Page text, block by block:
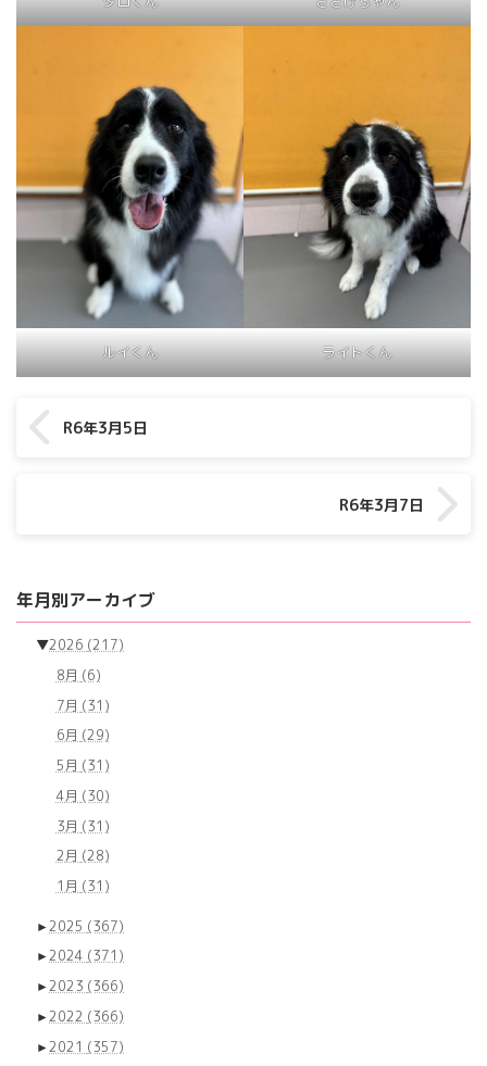
ルイくん ライトくん
R6年3月5日
R6年3月7日
年月別アーカイブ
▼2026 (217)
8月 (6)
7月 (31)
6月 (29)
5月 (31)
4月 (30)
3月 (31)
2月 (28)
1月 (31)
►2025 (367)
►2024 (371)
►2023 (366)
►2022 (366)
►2021 (357)